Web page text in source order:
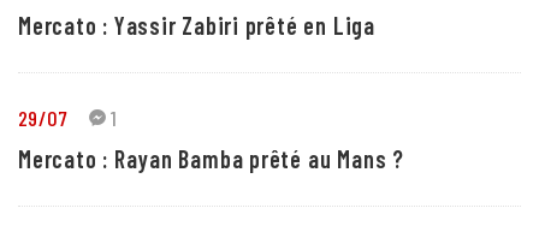
Mercato : Yassir Zabiri prêté en Liga
29/07 1
Mercato : Rayan Bamba prêté au Mans ?